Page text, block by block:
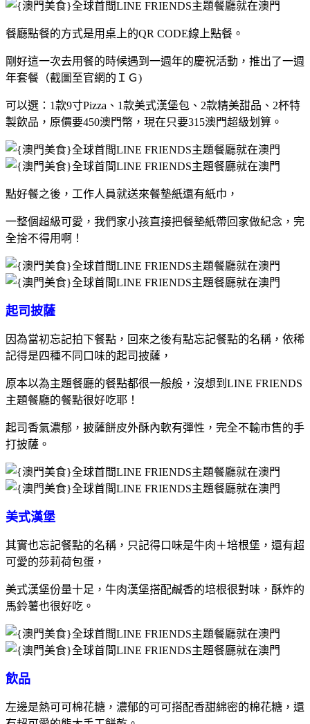
餐廳點餐的方式是用桌上的QR CODE線上點餐。
剛好這一次去用餐的時候遇到一週年的慶祝活動，推出了一週
年套餐（截圖至官網的ＩＧ)
可以選： 1款9寸Pizza、 1款美式漢堡包、 2款精美甜品、 2杯特
製飲品，原價要450澳門幣，現在只要315澳門超級划算。
點好餐之後，工作人員就送來餐墊紙還有紙巾，
一整個超級可愛，我們家小孩直接把餐墊紙帶回家做紀念，完
全捨不得用啊！
起司披薩
因為當初忘記拍下餐點，回來之後有點忘記餐點的名稱，依稀
記得是四種不同口味的起司披薩，
原本以為主題餐廳的餐點都很一般般，沒想到LINE FRIENDS
主題餐廳的餐點很好吃耶！
起司香氣濃郁，披薩餅皮外酥內軟有彈性，完全不輸市售的手
打披薩。
美式漢堡
其實也忘記餐點的名稱，只記得口味是牛肉＋培根堡，還有超
可愛的莎莉荷包蛋，
美式漢堡份量十足，牛肉漢堡搭配鹹香的培根很對味，酥炸的
馬鈴薯也很好吃。
飲品
左邊是熱可可棉花糖，濃郁的可可搭配香甜綿密的棉花糖，還